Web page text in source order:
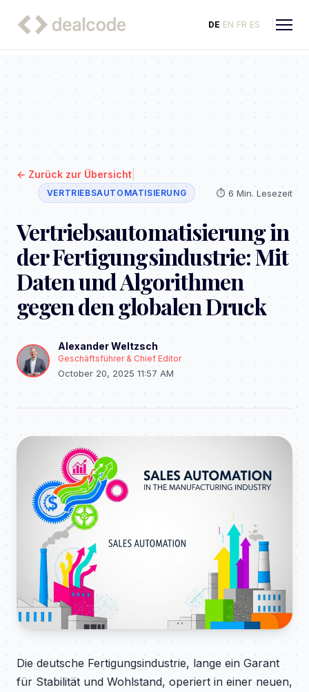
DE EN FR ES
← Zurück zur Übersicht
VERTRIEBSAUTOMATISIERUNG ⏱️ 6 Min. Lesezeit
Vertriebsautomatisierung in
der Fertigungsindustrie: Mit
Daten und Algorithmen
gegen den globalen Druck
Alexander Weltzsch
Geschäftsführer & Chief Editor
October 20, 2025 11:57 AM
Die deutsche Fertigungsindustrie, lange ein Garant
für Stabilität und Wohlstand, operiert in einer neuen,